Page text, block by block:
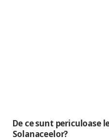
De ce sunt periculoase
Solanaceelor?